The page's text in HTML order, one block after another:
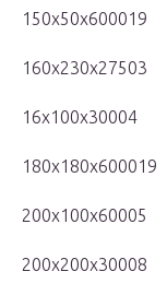
150x50x600019
160x230x27503
16x100x30004
180x180x600019
200x100x60005
200x200x30008